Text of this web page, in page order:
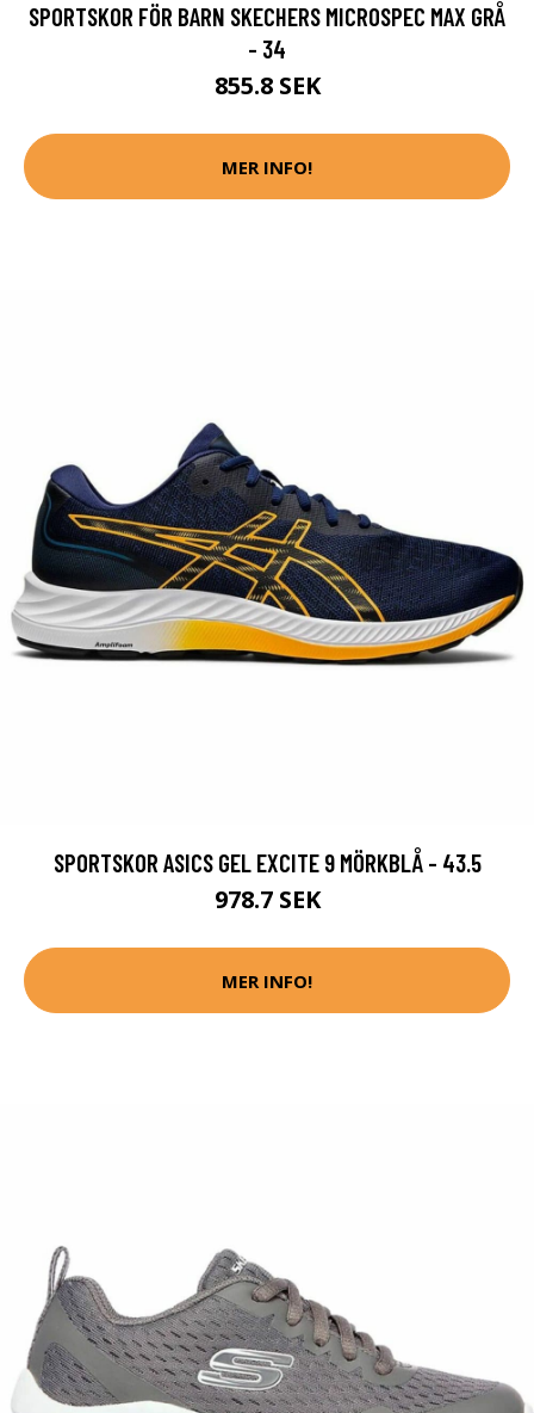
SPORTSKOR FÖR BARN SKECHERS MICROSPEC MAX GRÅ
- 34
855.8 SEK
MER INFO!
SPORTSKOR ASICS GEL EXCITE 9 MÖRKBLÅ - 43.5
978.7 SEK
MER INFO!